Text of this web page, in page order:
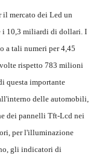
il mercato dei Led un
i 10,3 miliardi di dollari. I
a tali numeri per 4,45
rispetto 783 milioni
questa importante
delle automobili,
dei pannelli Tft-Lcd nei
per l'illuminazione
gli indicatori di